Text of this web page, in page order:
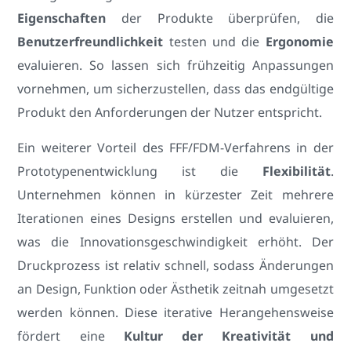
Eigenschaften der Produkte überprüfen, die
Benutzerfreundlichkeit testen und die Ergonomie
evaluieren. So lassen sich frühzeitig Anpassungen
vornehmen, um sicherzustellen, dass das endgültige
Produkt den Anforderungen der Nutzer entspricht.
Ein weiterer Vorteil des FFF/FDM-Verfahrens in der
Prototypenentwicklung ist die Flexibilität.
Unternehmen können in kürzester Zeit mehrere
Iterationen eines Designs erstellen und evaluieren,
was die Innovationsgeschwindigkeit erhöht. Der
Druckprozess ist relativ schnell, sodass Änderungen
an Design, Funktion oder Ästhetik zeitnah umgesetzt
werden können. Diese iterative Herangehensweise
fördert eine Kultur der Kreativität und